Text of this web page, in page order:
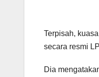
Terpisah,
secara resmi
Dia